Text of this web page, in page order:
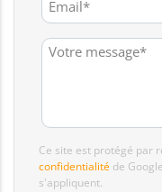
Ce site est protégé par
confidentialité de
s'appliquent.